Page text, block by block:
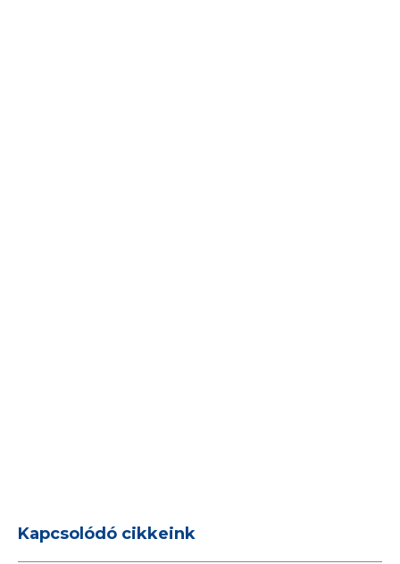
Kapcsolódó cikkeink